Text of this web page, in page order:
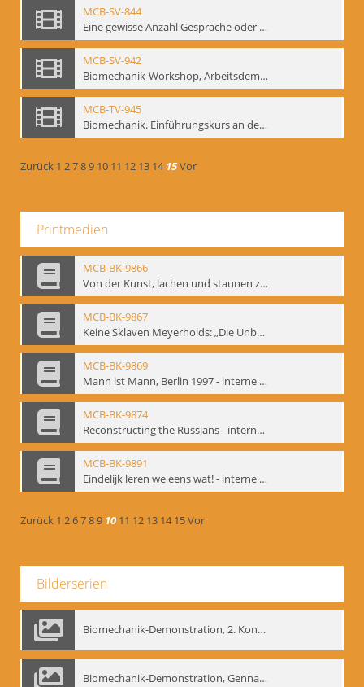
MCB-SV-844
Eine gewisse Anzahl Gespräche oder das völlig unbearbeitete Stundenbuch, Berlin 1995.
MCB-SV-942
Biomechanik-Workshop, Arbeitsdemonstration in der Staatsoper unter den Linden 2002
MCB-TV-945
Biomechanik. Einführungskurs an der HfS "Ernst Busch" 1995 (Vorarbeiten zu den Inszenierungen von T. Ostermeier u. Chr. v. Treskow). Teil 2
Zurück 1 2789 10 11 12 13 14 15Vor
Printmedien
MCB-BK-9866
Von der Kunst, lachen und staunen zu machen. Das Meyerhold-Projekt im bat Studiotheater - interne Signatur: BM-prt-63
MCB-BK-9867
Keine Sklaven Meyerholds: „Die Unbekannte“ und „Eine gewisse Anzahl Gespräche im bat“ - interne Signatur: BM-prt-64
MCB-BK-9869
Mann ist Mann, Berlin 1997 - interne Signatur: BM-prt-66
MCB-BK-9874
Reconstructing the Russians - interne Signatur: BM-prt-70b
MCB-BK-9891
Eindelijk leren we eens wat! - interne Signatur: BM-prt-86
Zurück 1 26789 10 11 12 13 14 15Vor
Bilderserien
Biomechanik-Demonstration, 2. Kongress der EMF, Mai 1995
Biomechanik-Demonstration, Gennadij Bogdanow im Berliner Ensemble, 04.10.1991